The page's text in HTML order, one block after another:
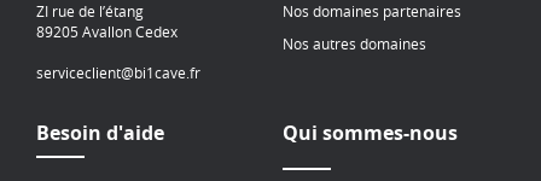
ZI rue de l’étang
89205 Avallon Cedex
serviceclient@bi1cave.fr
Nos domaines partenaires
Nos autres domaines
Besoin d'aide Qui sommes-nous